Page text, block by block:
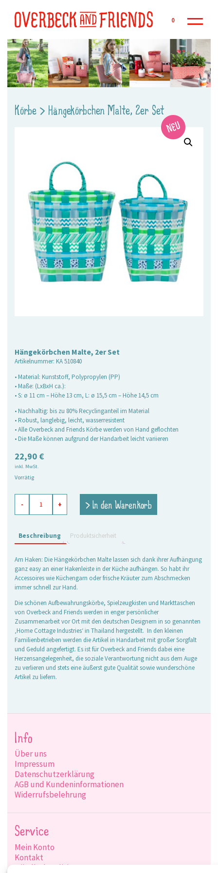
0
Körbe > Hängekörbchen Malte, 2er Set
Hängekörbchen Malte, 2er Set
Artikelnummer: KA 510840
• Material: Kunststoff, Polypropylen (PP)
• Maße: (LxBxH ca.):
• S: ø 11 cm – Höhe 13 cm, L: ø 15,5 cm – Höhe 14,5 cm
• Nachhaltig: bis zu 80% Recyclinganteil im Material
• Robust, langlebig, leicht, wasserresistent
• Alle Overbeck and Friends Körbe werden von Hand geflochten
• Die Maße können aufgrund der Handarbeit leicht variieren
22,90 €
inkl. MwSt.
Vorrätig
Malte,
2er
Menge
- + > In den Warenkorb
Beschreibung Produktsicherheit
Am Haken: Die Hängekörbchen Malte lassen sich dank ihrer Aufhängung
ganz easy an einer Hakenleiste in der Küche aufhängen. So habt ihr
Accessoires wie Küchengarn oder frische Kräuter zum Abschmecken
immer schnell zur Hand.
Die schönen Aufbewahrungskörbe, Spielzeugkisten und Markttaschen
von Overbeck and Friends werden in enger persönlicher
Zusammenarbeit vor Ort mit den deutschen Designern in so genannten
‚Home Cottage Industries‘ in Thailand hergestellt. In den kleinen
Familienbetrieben werden die Artikel in Handarbeit mit großer Sorgfalt
und Geduld angefertigt. Es ist für Overbeck and Friends dabei eine
Herzensangelegenheit, die soziale Verantwortung nicht aus dem Auge
zu verlieren und stets eine äußerst gute Qualität sowie wunderschöne
Artikel zu liefern.
Info
Über uns
Impressum
Datenschutzerklärung
AGB und Kundeninformationen
Widerrufsbelehrung
Service
Mein Konto
Kontakt
Händlerkonditionen